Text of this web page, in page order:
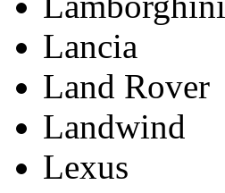
Lancia
Land Rover
Landwind
Lexus